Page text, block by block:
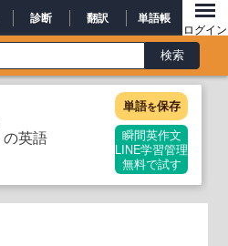
診断 翻訳 単語帳
ログイン
の英語
単語を保存
瞬間英作文
LINE学習管理
無料で試す